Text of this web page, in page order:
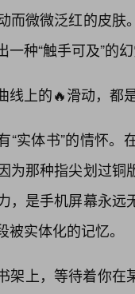
而微微泛红的皮
一种“触手可及”的
线上的🔥滑动，都
“实体书”的情怀
为那种指尖划过
，是手机屏幕永
实体化的记忆。
架上，等待着你